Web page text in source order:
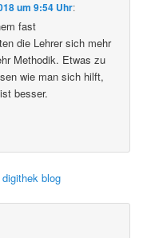
um 9:54 Uhr:
fast
die Lehrer sich mehr
Methodik. Etwas zu
wie man sich hilft,
besser.
blog